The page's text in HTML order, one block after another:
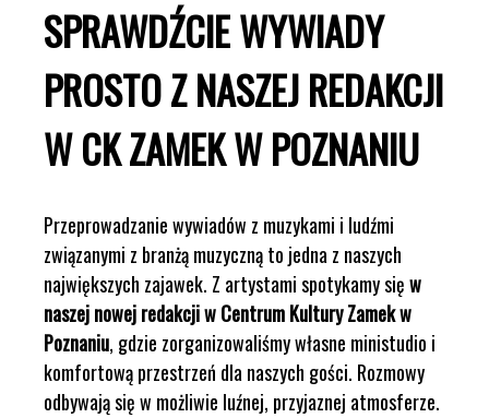
SPRAWDŹCIE WYWIADY
PROSTO Z NASZEJ REDAKCJI
W CK ZAMEK W POZNANIU
Przeprowadzanie wywiadów z muzykami i ludźmi
związanymi z branżą muzyczną to jedna z naszych
największych zajawek. Z artystami spotykamy sięw
naszej nowej redakcji w Centrum Kultury Zamek w
Poznaniu, gdzie zorganizowaliśmy własne ministudio i
komfortową przestrzeń dla naszych gości. Rozmowy
odbywają się w możliwie luźnej, przyjaznej atmosferze.